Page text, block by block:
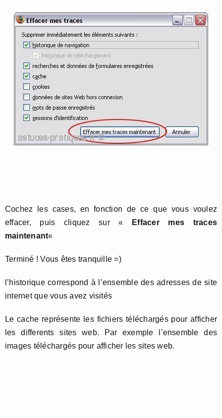
Cochez les cases, en fonction de ce que vous voulez
effacer, puis cliquez sur «
Effacer mes traces
maintenant«
Terminé ! Vous êtes tranquille =)
l’historique correspond à l’ensemble des adresses de site
internet que vous avez visités
Le cache représente les fichiers téléchargés pour afficher
les differents sites web. Par exemple l’ensemble des
images téléchargés pour afficher les sites web.